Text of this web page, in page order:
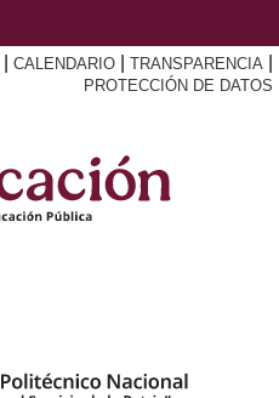
CALENDARIO TRANSPARENCIA
PROTECCIÓN DE DATOS